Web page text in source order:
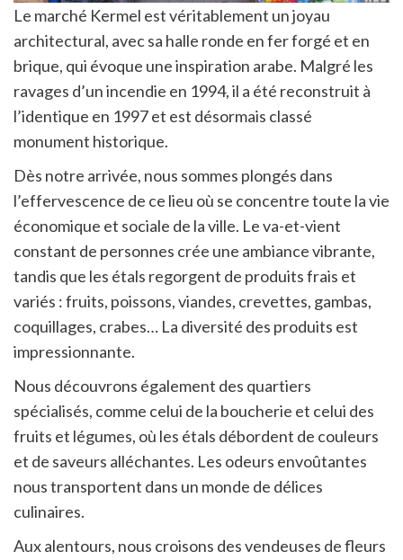
Le marché Kermel est véritablement un joyau
architectural, avec sa halle ronde en fer forgé et en
brique, qui évoque une inspiration arabe. Malgré les
ravages d’un incendie en 1994, il a été reconstruit à
l’identique en 1997 et est désormais classé
monument historique.
Dès notre arrivée, nous sommes plongés dans
l’effervescence de ce lieu où se concentre toute la vie
économique et sociale de la ville. Le va-et-vient
constant de personnes crée une ambiance vibrante,
tandis que les étals regorgent de produits frais et
variés : fruits, poissons, viandes, crevettes, gambas,
coquillages, crabes… La diversité des produits est
impressionnante.
Nous découvrons également des quartiers
spécialisés, comme celui de la boucherie et celui des
fruits et légumes, où les étals débordent de couleurs
et de saveurs alléchantes. Les odeurs envoûtantes
nous transportent dans un monde de délices
culinaires.
Aux alentours, nous croisons des vendeuses de fleurs